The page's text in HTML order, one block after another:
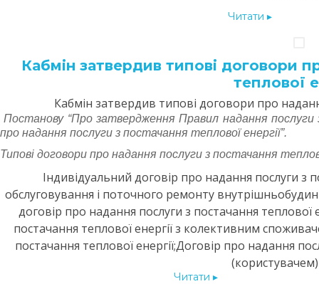
Читати ▸
Кабмін затвердив типові договори
теплової
Кабмін затвердив типові договори про
Постанову “Про затвердження Правил надання послуги
про надання послуги з постачання теплової енергії”.
Типові договори про надання послуги з постачання
Індивідуальний договір про надання послуги з
обслуговування і поточного ремонту
договір про надання послуги з постачання
постачання теплової енергії з колективним
постачання теплової енергії;Договір про надання
Читати ▸